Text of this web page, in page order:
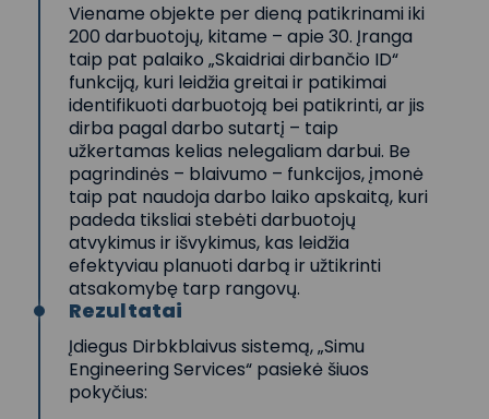
Viename objekte per dieną patikrinami iki
200 darbuotojų, kitame – apie 30. Įranga
taip pat palaiko „Skaidriai dirbančio ID“
funkciją, kuri leidžia greitai ir patikimai
identifikuoti darbuotoją bei patikrinti, ar jis
dirba pagal darbo sutartį – taip
užkertamas kelias nelegaliam darbui. Be
pagrindinės – blaivumo – funkcijos, įmonė
taip pat naudoja darbo laiko apskaitą, kuri
padeda tiksliai stebėti darbuotojų
atvykimus ir išvykimus, kas leidžia
efektyviau planuoti darbą ir užtikrinti
atsakomybę tarp rangovų.
Rezultatai
Įdiegus Dirbkblaivus sistemą, „Simu
Engineering Services“ pasiekė šiuos
pokyčius: